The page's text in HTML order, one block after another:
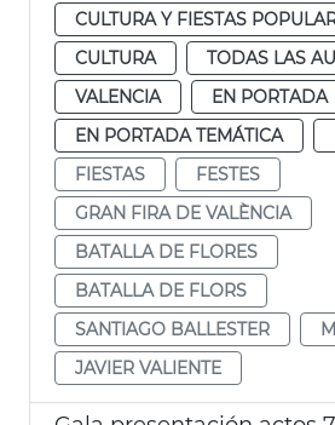
CULTURA Y FIESTAS
CULTURA
TODAS LAS
VALENCIA
EN PORTADA
EN PORTADA TEMÁTICA
FIESTAS
FESTES
GRAN FIRA DE VALÈNCIA
BATALLA DE FLORES
BATALLA DE FLORS
SANTIAGO BALLESTER
JAVIER VALIENTE